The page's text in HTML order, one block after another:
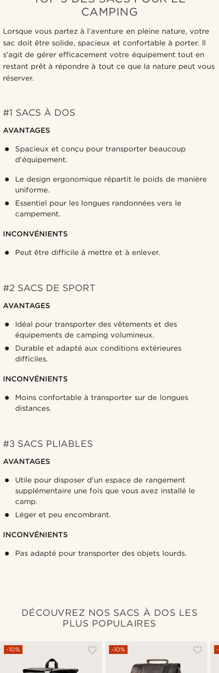
CAMPING
Lorsque vous partez à l'aventure en pleine nature, votre
sac doit être solide, spacieux et confortable à porter. Il
s'agit de gérer efficacement votre équipement tout en
restant prêt à répondre à tout ce que la nature peut vous
réserver.
#1 SACS À DOS
AVANTAGES
Spacieux et conçu pour transporter beaucoup
d'équipement.
Le design ergonomique répartit le poids de manière
uniforme.
Essentiel pour les longues randonnées vers le
campement.
INCONVÉNIENTS
Peut être difficile à mettre et à enlever.
#2 SACS DE SPORT
AVANTAGES
Idéal pour transporter des vêtements et des
équipements de camping volumineux.
Durable et adapté aux conditions extérieures
difficiles.
INCONVÉNIENTS
Moins confortable à transporter sur de longues
distances.
#3 SACS PLIABLES
AVANTAGES
Utile pour disposer d'un espace de rangement
supplémentaire une fois que vous avez installé le
camp.
Léger et peu encombrant.
INCONVÉNIENTS
Pas adapté pour transporter des objets lourds.
DÉCOUVREZ NOS SACS À DOS LES
PLUS POPULAIRES
-10% -10%